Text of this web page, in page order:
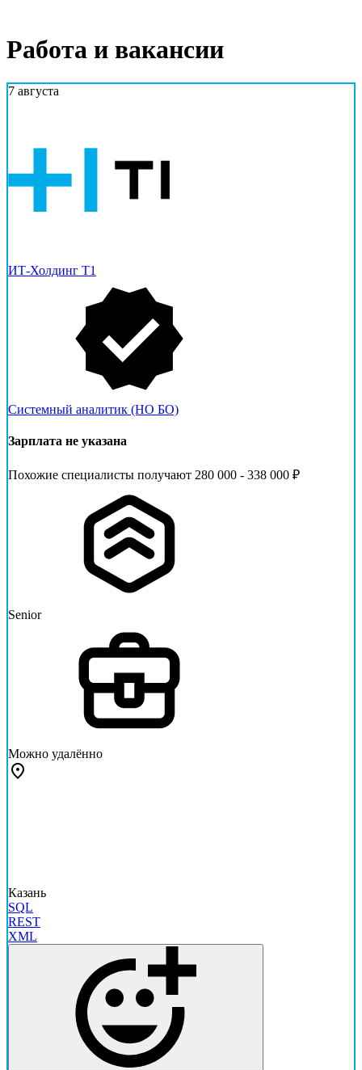
Работа и вакансии
7 августа
ИТ-Холдинг Т1
Системный аналитик (НО БО)
Зарплата не указана
Похожие специалисты получают 280 000 - 338 000 ₽
Senior
Можно удалённо
Казань
SQL
REST
XML